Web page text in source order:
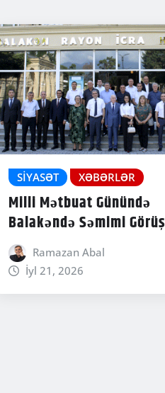
SIYASƏT XƏBƏRLƏR
Milli Mətbuat Günündə
Balakəndə Səmimi Görüş
Ramazan Abal
İyl 21, 2026